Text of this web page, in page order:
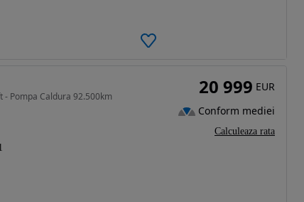
- Pompa Caldura 92.500km 20 999 EUR
Conform mediei
Calculeaza rata